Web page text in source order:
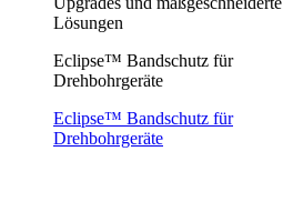
Lösungen
Eclipse™ Bandschutz für
Drehbohrgeräte
Eclipse™ Bandschutz für
Drehbohrgeräte